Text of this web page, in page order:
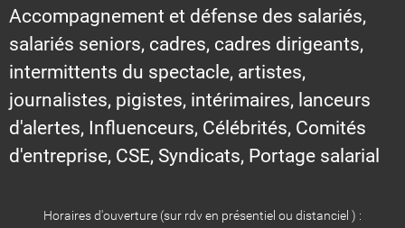
Accompagnement et défense des salariés,
salariés seniors, cadres, cadres dirigeants,
intermittents du spectacle, artistes,
journalistes, pigistes, intérimaires, lanceurs
d'alertes, Influenceurs, Célébrités, Comités
d'entreprise, CSE, Syndicats, Portage salarial
Horaires d'ouverture (sur rdv en présentiel ou distanciel ) :